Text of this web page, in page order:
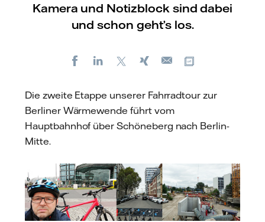
Kamera und Notizblock sind dabei
und schon geht’s los.
FacebookLinkedIn Xing
E-
Die zweite Etappe unserer Fahrradtour zur
Berliner Wärmewende führt vom
Hauptbahnhof über Schöneberg nach Berlin-
Mitte.